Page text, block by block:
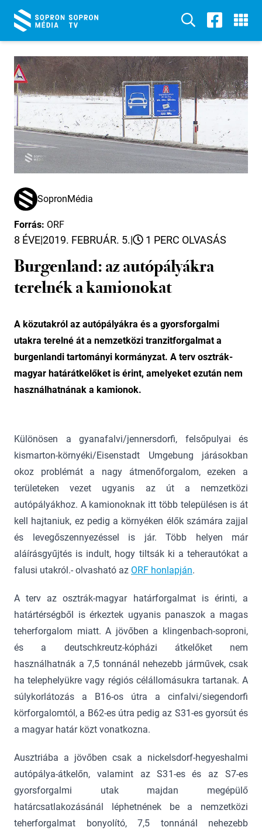
SopronMédia
Forrás: ORF
8 ÉVE|2019. FEBRUÁR. 5.| 1 PERC OLVASÁS
Burgenland: az autópályákra
terelnék a kamionokat
A közutakról az autópályákra és a gyorsforgalmi
utakra terelné át a nemzetközi tranzitforgalmat a
burgenlandi tartományi kormányzat. A terv osztrák-
magyar határátkelőket is érint, amelyeket ezután nem
használhatnának a kamionok.
Különösen a gyanafalvi/jennersdorfi, felsőpulyai és
kismarton-környéki/Eisenstadt Umgebung járásokban
okoz problémát a nagy átmenőforgalom, ezeken a
területeken vezet ugyanis az út a nemzetközi
autópályákhoz. A kamionoknak itt több településen is át
kell hajtaniuk, ez pedig a környéken élők számára zajjal
és levegőszennyezéssel is jár. Több helyen már
aláírásgyűjtés is indult, hogy tiltsák ki a teherautókat a
falusi utakról.- olvasható az ORF honlapján.
A terv az osztrák-magyar határforgalmat is érinti, a
határtérségből is érkeztek ugyanis panaszok a magas
teherforgalom miatt. A jövőben a klingenbach-soproni,
és a deutschkreutz-kópházi átkelőket nem
használhatnák a 7,5 tonnánál nehezebb járművek, csak
ha telephelyükre vagy régiós célállomásukra tartanak. A
súlykorlátozás a B16-os útra a cinfalvi/siegendorfi
körforgalomtól, a B62-es útra pedig az S31-es gyorsút és
a magyar határ közt vonatkozna.
Ausztriába a jövőben csak a nickelsdorf-hegyeshalmi
autópálya-átkelőn, valamint az S31-es és az S7-es
gyorsforgalmi utak majdan megépülő
határcsatlakozásánál léphetnének be a nemzetközi
teherforgalmat bonyolító, 7,5 tonnánál nehezebb